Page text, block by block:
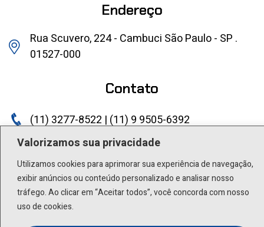
Valorizamos sua privacidade
Utilizamos cookies para aprimorar sua experiência de navegação,
exibir anúncios ou conteúdo personalizado e analisar nosso
tráfego. Ao clicar em “Aceitar todos”, você concorda com nosso
uso de cookies.
Endereço
Rua Scuvero, 224 - Cambuci São Paulo - SP .
01527-000
Contato
(11) 3277-8522 | (11) 9 9505-6392
lactea@lactea.com.br
Social